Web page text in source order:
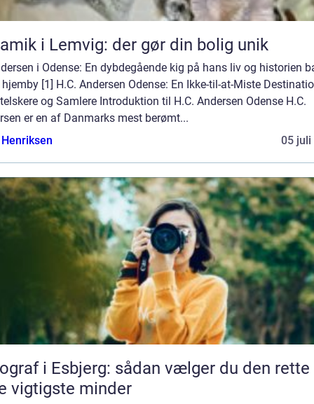
i Lemvig: der gør din bolig unik
i Odense: En dybdegående kig på hans liv og historien
[1] H.C. Andersen Odense: En Ikke-til-at-Miste
og Samlere Introduktion til H.C. Andersen Odense H.C.
er en af Danmarks mest berømt...
05 juli
i Esbjerg: sådan vælger du den
vigtigste minder